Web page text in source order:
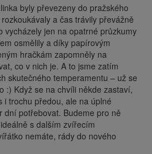
byly převezeny do pražského
a čas trávily převážně
vycházely jen na opatrné průzkumy
osmělily a díky papírovým
hračkám zapomněly na
co v nich je. A to jsme zatím
skutečného temperamentu – už se
:) Když se na chvíli někde zastaví,
i trochu předou, ale na úplné
dní potřebovat. Budeme pro ně
s dalším zvířecím
nemáte, rády do nového